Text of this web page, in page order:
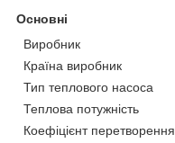
Основні
Виробник
Країна виробник
Тип теплового насоса
Теплова потужність
Коефіцієнт перетворення